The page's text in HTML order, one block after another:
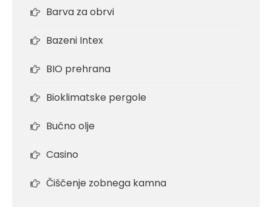
Barva za obrvi
Bazeni Intex
BIO prehrana
Bioklimatske pergole
Bučno olje
Casino
Čiščenje zobnega kamna